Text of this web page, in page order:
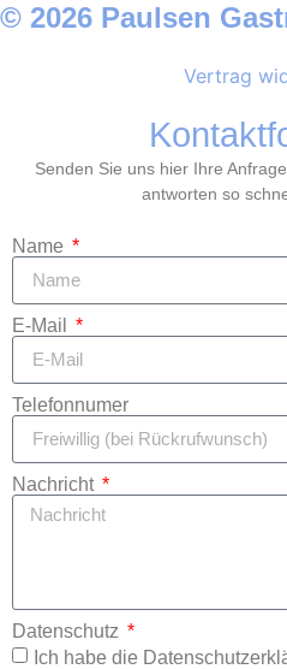
© 2026 Paulsen
Vertrag
Senden Sie uns hier Ihre
antworten so
Name
E-Mail
Telefonnumer
Nachricht
Datenschutz
Ich habe die